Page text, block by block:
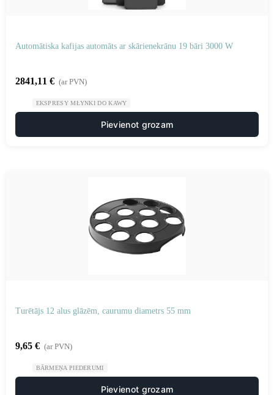
Automātiska kafijas automāts ar skārienekrānu 19 bāri 3000 W
2841,11 € (ar PVN)
EKSPRESY MŁYNKI DO KAWY
Pievienot grozam
Turētājs 12 alus glāzēm, caurumu diametrs 55 mm
9,65 € (ar PVN)
BĀRMEŅA PIEDERUMI
Pievienot grozam